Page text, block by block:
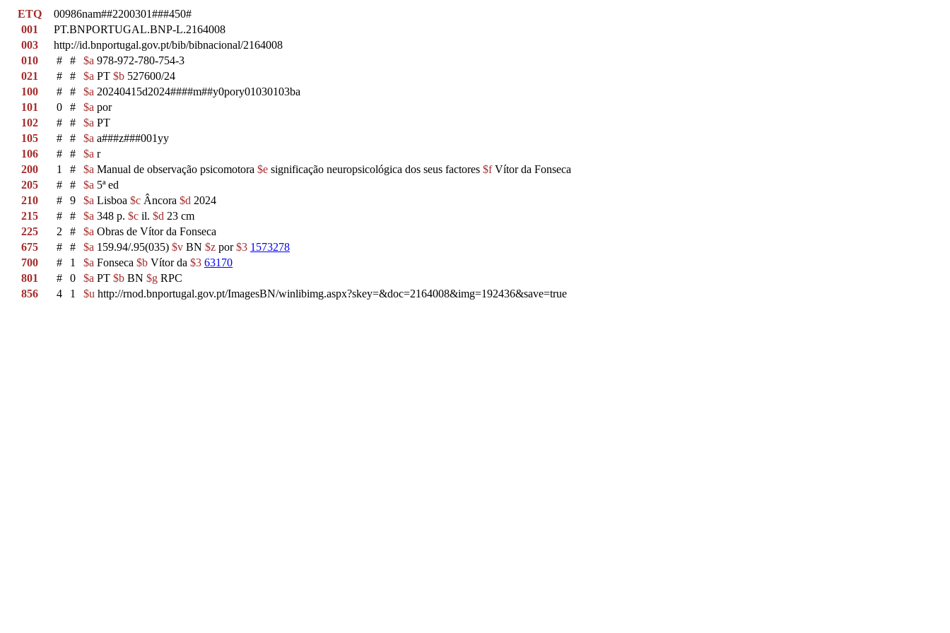
ETQ
00986nam##2200301###450#
001
PT.BNPORTUGAL.BNP-L.2164008
003
http://id.bnportugal.gov.pt/bib/bibnacional/2164008
010
# # $a 978-972-780-754-3
021
# # $a PT $b 527600/24
100
# # $a 20240415d2024####m##y0pory01030103ba
101
0 # $a por
102
# # $a PT
105
# # $a a###z###001yy
106
# # $a r
200
1 # $a Manual de observação psicomotora $e significação neuropsicológica dos seus factores $fVítor da Fonseca
205
# # $a 5ª ed
210
# 9 $a Lisboa $c Âncora $d 2024
215
# # $a 348 p. $c il. $d 23 cm
225
2 # $a Obras de Vítor da Fonseca
675
# # $a 159.94/.95(035) $v BN $z por$3 1573278
700
# 1 $a Fonseca $b Vítor da $3 63170
801
# 0 $a PT $b BN $g RPC
856
4 1 $u http://rnod.bnportugal.gov.pt/ImagesBN/winlibimg.aspx?skey=&doc=2164008&img=192436&save=true